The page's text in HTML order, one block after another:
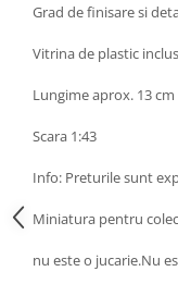
Papusi miniaturale
BICICLETE
Miniaturi Navale de
MACHETE RALIU –
MINI DIORAME
Seturi HOTWHEELS
ARTICOLE PENTRU
BALOANE MODELE
BALOANE MUZICALE
DECORATIUNI
DECORATIUNI
Grad de finisare si
Vitrina de plastic
Lungime aprox. 13 cm
Scara 1:43
Info: Preturile sunt
Miniatura pentru
nu este o jucarie.Nu